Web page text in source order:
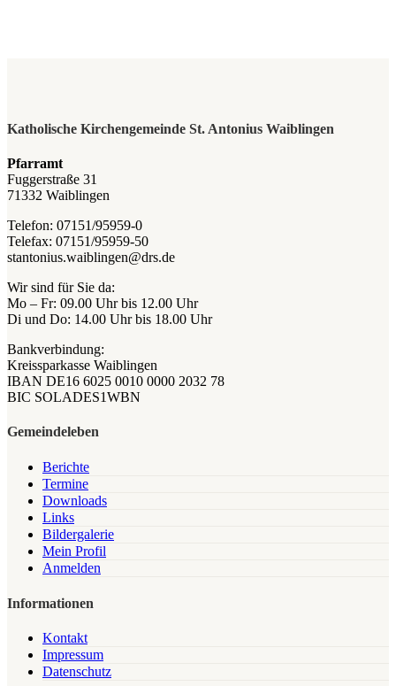
Katholische Kirchengemeinde St. Antonius Waiblingen
Pfarramt
Fuggerstraße 31
71332 Waiblingen
Telefon: 07151/95959-0
Telefax: 07151/95959-50
stantonius.waiblingen@drs.de
Wir sind für Sie da:
Mo – Fr: 09.00 Uhr bis 12.00 Uhr
Di und Do: 14.00 Uhr bis 18.00 Uhr
Bankverbindung:
Kreissparkasse Waiblingen
IBAN DE16 6025 0010 0000 2032 78
BIC SOLADES1WBN
Gemeindeleben
Berichte
Termine
Downloads
Links
Bildergalerie
Mein Profil
Anmelden
Informationen
Kontakt
Impressum
Datenschutz